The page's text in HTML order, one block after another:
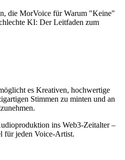
die MorVoice für Warum "Keine"
KI: Der Leitfaden zum
es Kreativen, hochwertige
Stimmen zu minten und an
ins Web3-Zeitalter –
für jeden Voice-Artist.